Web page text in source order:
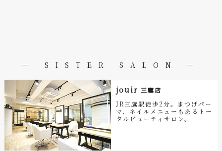
― SISTER SALON ―
jouir 三鷹店
JR三鷹駅徒歩2分。まつげパー
マ、ネイルメニューもあるトー
タルビューティサロン。